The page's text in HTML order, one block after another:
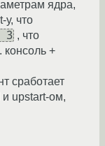
ядра,
что
3 , что
консоль +
сработает
и upstart-ом,